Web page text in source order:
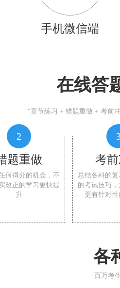
手机微信端
在线答
“章节练习 + 错题重做 + 考前
2
题重做
何得分的机会，不
改正的学习更快提
升
考前
总结各科的复
的考试技巧
更有针对
各
百万考